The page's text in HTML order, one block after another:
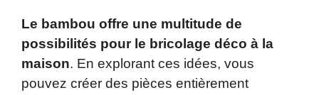
Le bambou offre une multitude de
possibilités pour le bricolage déco à la
maison. En explorant ces idées, vous
pouvez créer des pièces entièrement